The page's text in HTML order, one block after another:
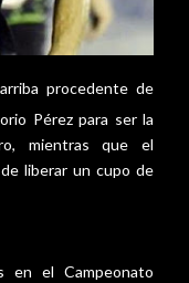
procedente de
Pérez para ser la
mientras que el
liberar un cupo de
en el Campeonato